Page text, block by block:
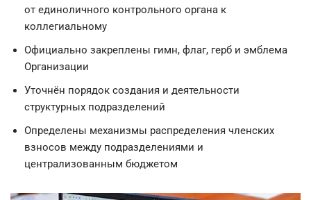
от единоличного контрольного органа к
коллегиальному
Официально закреплены гимн, флаг, герб и эмблема
Организации
Уточнён порядок создания и деятельности
структурных подразделений
Определены механизмы распределения членских
взносов между подразделениями и
централизованным бюджетом